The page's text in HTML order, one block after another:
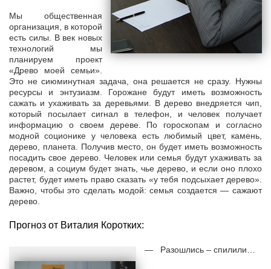
Мы общественная
организация, в которой
есть силы. В век новых
технологий мы
планируем проект
«Древо моей семьи».
Это не сиюминутная задача, она решается не сразу. Нужны
ресурсы и энтузиазм. Горожане будут иметь возможность
сажать и ухаживать за деревьями. В дерево внедряется чип,
который посылает сигнал в телефон, и человек получает
информацию о своем дереве. По гороскопам и согласно
модной соционике у человека есть любимый цвет, камень,
дерево, планета. Получив место, он будет иметь возможность
посадить свое дерево. Человек или семья будут ухаживать за
деревом, а социум будет знать, чье дерево, и если оно плохо
растет, будет иметь право сказать «у тебя подсыхает дерево».
Важно, чтобы это сделать модой: семья создается — сажают
дерево.
Прогноз от Виталия Коротких:
— Разошлись – спилили…